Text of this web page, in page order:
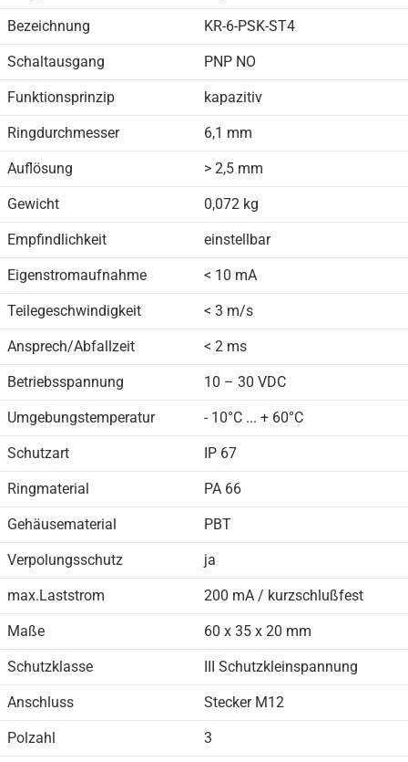
Bezeichnung KR-6-PSK-ST4
Schaltausgang PNP NO
Funktionsprinzip kapazitiv
Ringdurchmesser 6,1 mm
Auflösung > 2,5 mm
Gewicht 0,072 kg
Empfindlichkeit einstellbar
Eigenstromaufnahme < 10 mA
Teilegeschwindigkeit < 3 m/s
Ansprech/Abfallzeit < 2 ms
Betriebsspannung 10 – 30 VDC
Umgebungstemperatur - 10°C ... + 60°C
Schutzart IP 67
Ringmaterial PA 66
Gehäusematerial PBT
Verpolungsschutz ja
max.Laststrom 200 mA / kurzschlußfest
Maße 60 x 35 x 20 mm
Schutzklasse III Schutzkleinspannung
Anschluss Stecker M12
Polzahl 3